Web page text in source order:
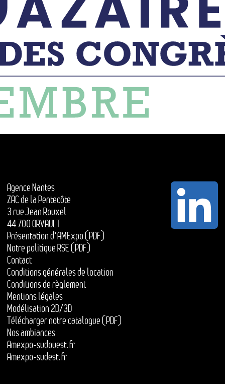
Agence Nantes
ZAC de la Pentecôte
3 rue Jean Rouxel
44 700 ORVAULT
Présentation d'AMExpo (PDF)
Notre politique RSE (PDF)
Contact
Conditions générales de location
Conditions de règlement
Mentions légales
Modélisation 2D/3D
Télécharger notre catalogue (PDF)
Nos ambiances
Amexpo-sudouest.fr
Amexpo-sudest.fr